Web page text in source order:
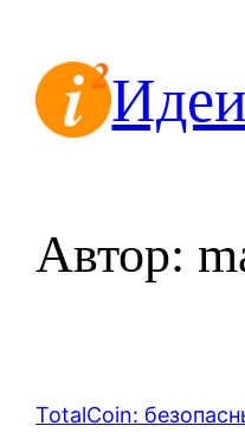
содержимому
Автор:
TotalCoin: